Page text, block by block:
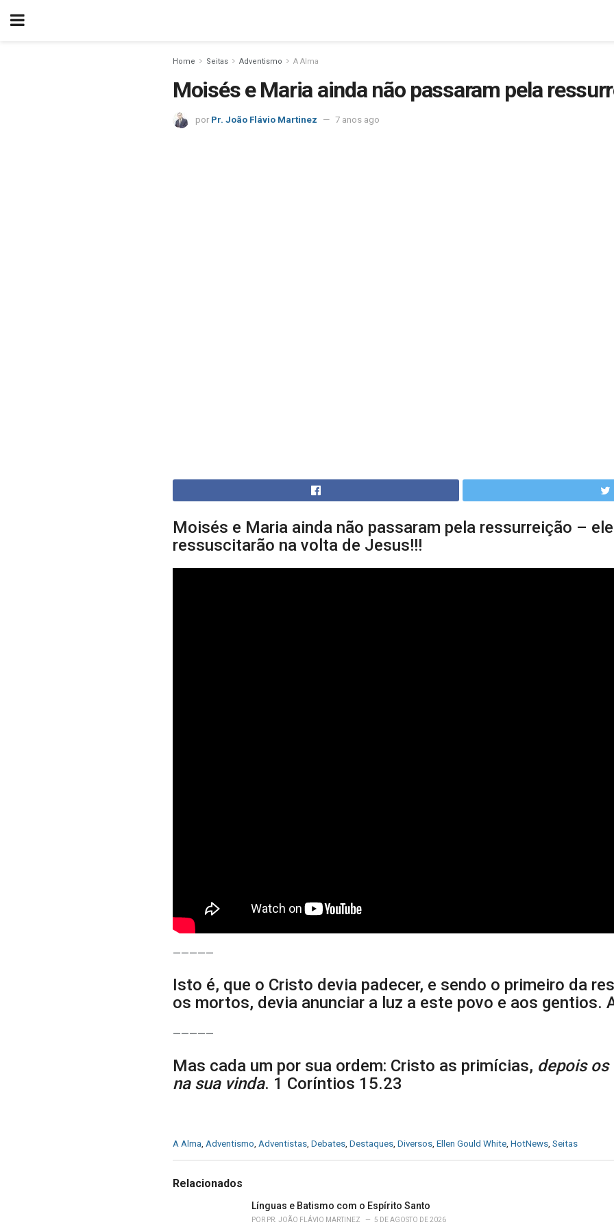
Home Seitas Adventismo A Alma
Moisés e Maria ainda não passaram pela
por Pr. João Flávio Martinez 7 anos ago
Moisés e Maria ainda não passaram pela ressurreição –
ressuscitarão na volta de Jesus!!!
—————
Isto é, que o Cristo devia padecer, e sendo o primeiro da
os mortos, devia anunciar a luz a este povo e aos gentios.
—————
Mas cada um por sua ordem: Cristo as primícias, depois os
na sua vinda. 1 Coríntios 15.23
C
e
A Alma, Adventismo, Adventistas, Debates, Destaques, Diversos, Ellen Gould White, HotNews, Seitas
Relacionados
Línguas e Batismo com o Espírito Santo
POR PR. JOÃO FLÁVIO MARTINEZ 5 DE AGOSTO DE 2026